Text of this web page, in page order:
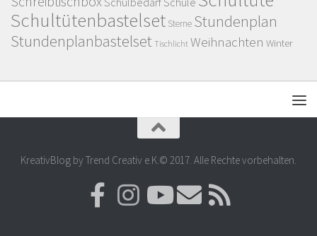
Schultütenbastelset Sterne Stundenplan
Stundenplanbastelset Tischlicht Weihnachten Winter
KreativBlog by Trend Creativ e.K.© 2017. Alle Rechte vorbehalten.